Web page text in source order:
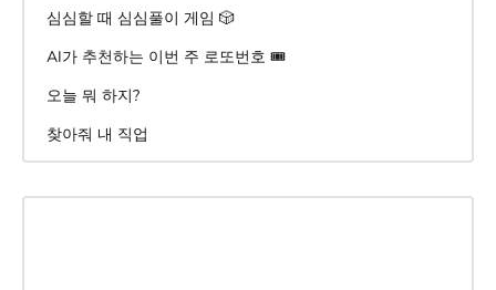
심심할 때 심심풀이 게임 🎲
AI가 추천하는 이번 주 로또번호 🎟️
오늘 뭐 하지?
찾아줘 내 직업